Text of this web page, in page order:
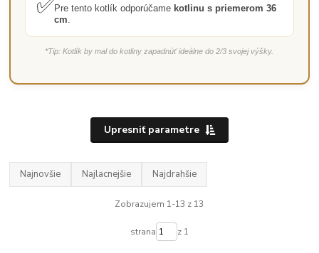
✅Pre tento kotlík odporúčame kotlinu s priemerom 36
cm
*Tip: Kotlík by mal do kotliny zapadnúť ideálne do 2/3 svojej výšky.
Upresniť parametre
Najnovšie Najlacnejšie Najdrahšie
Zobrazujem 1-13 z 13
strana z 1